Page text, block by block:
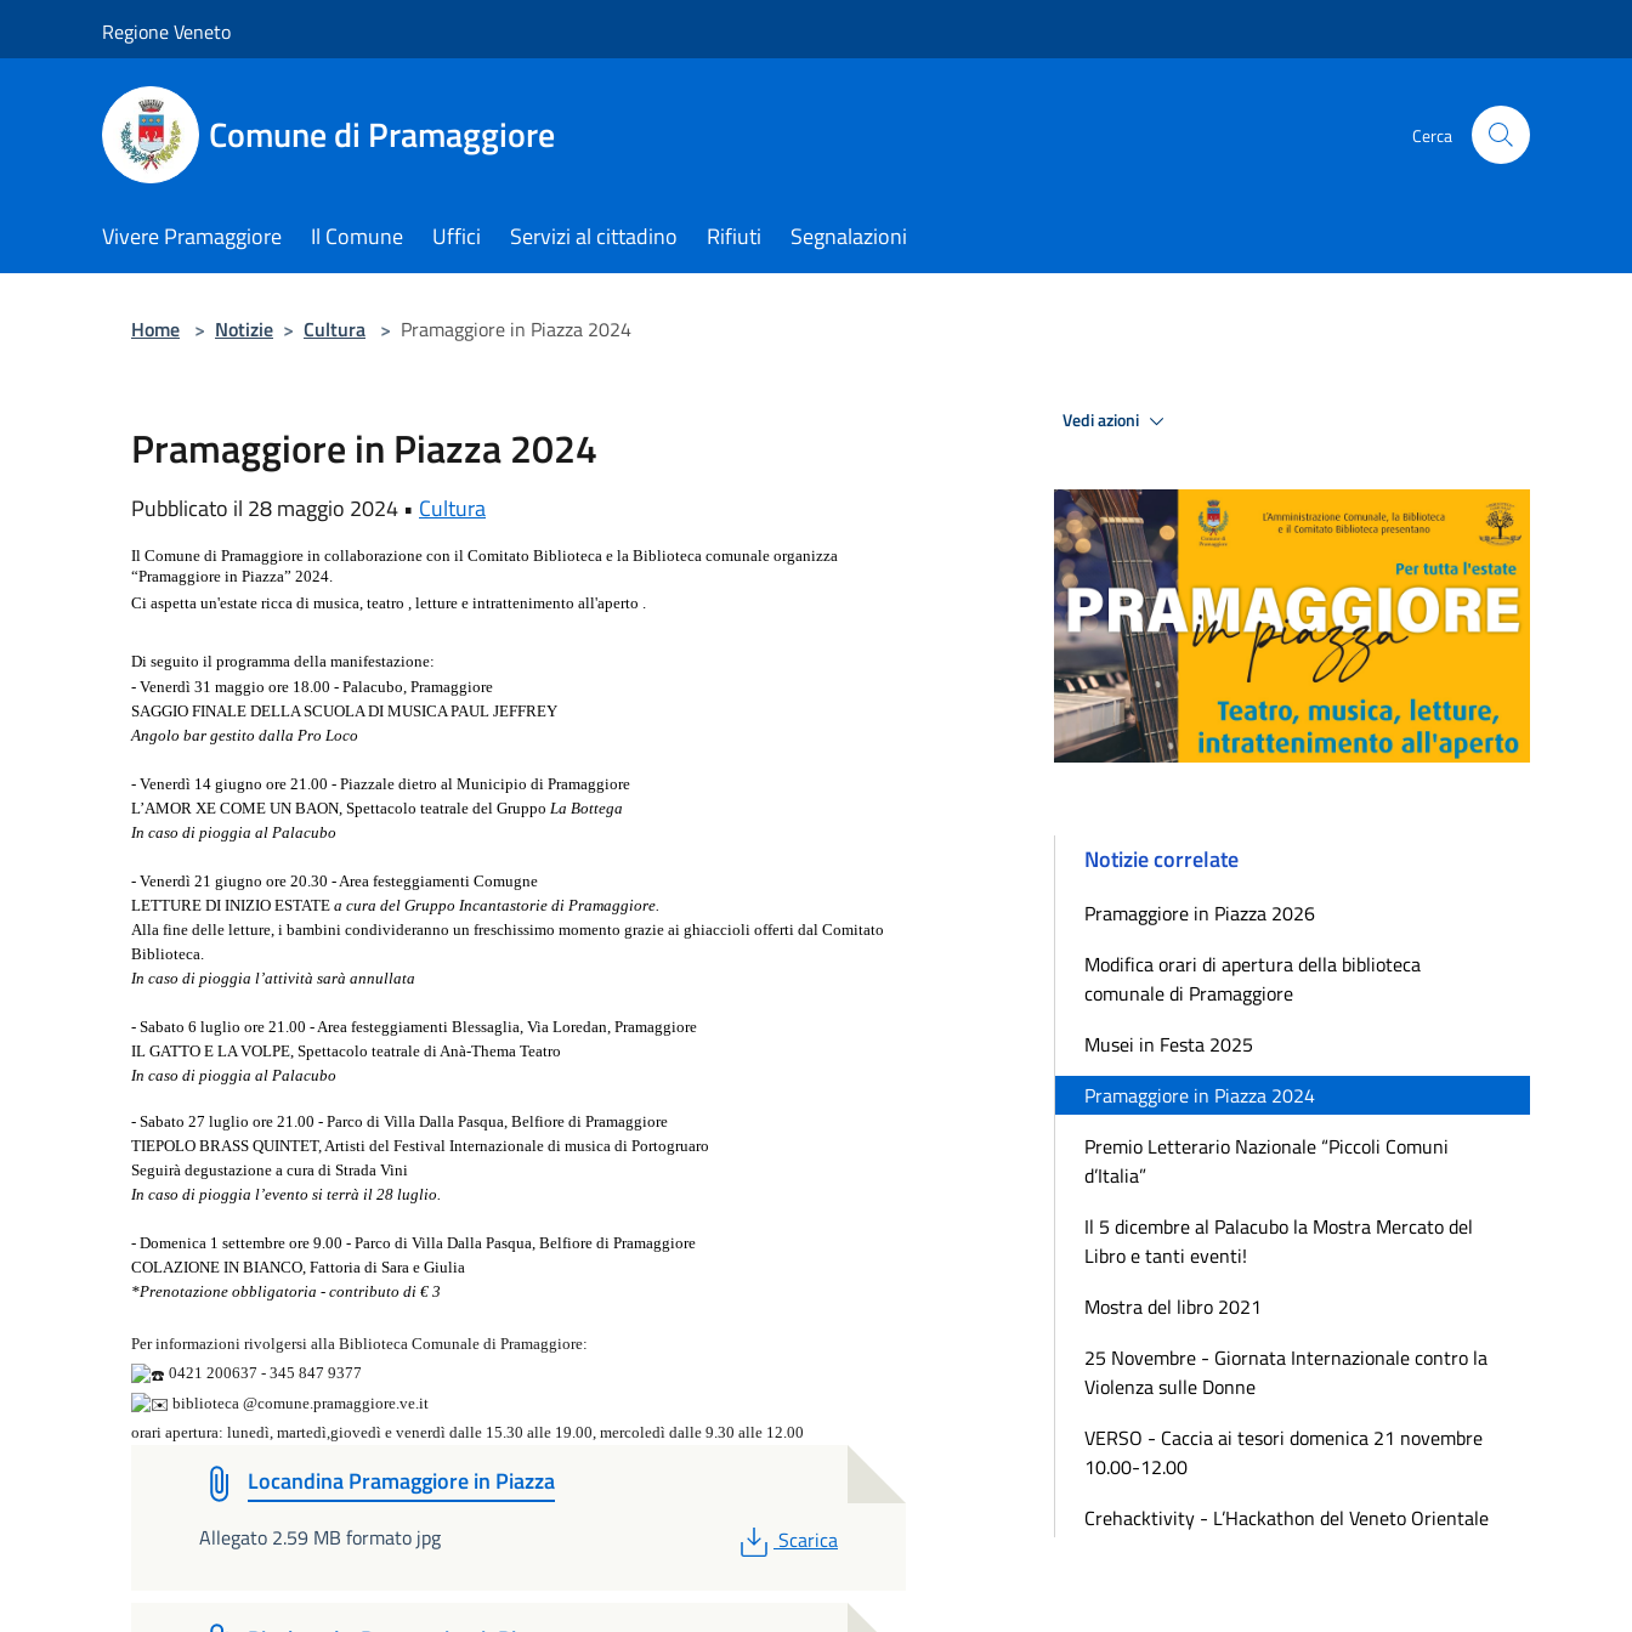
Regione Veneto
Comune di Pramaggiore Cerca
Vivere Pramaggiore Il Comune Uffici Servizi al cittadino Rifiuti Segnalazioni
Home > Notizie > Cultura > Pramaggiore in Piazza 2024
Pramaggiore in Piazza 2024
Pubblicato il 28 maggio 2024 • Cultura
Il Comune di Pramaggiore in collaborazione con il Comitato Biblioteca e la Biblioteca comunale organizza
“Pramaggiore in Piazza” 2024.
Ci aspetta un'estate ricca di musica, teatro , letture e intrattenimento all'aperto .
Di seguito il programma della manifestazione:
- Venerdì 31 maggio ore 18.00 - Palacubo, Pramaggiore
SAGGIO FINALE DELLA SCUOLA DI MUSICA PAUL JEFFREY
Angolo bar gestito dalla Pro Loco
- Venerdì 14 giugno ore 21.00 - Piazzale dietro al Municipio di Pramaggiore
L’AMOR XE COME UN BAON, Spettacolo teatrale del Gruppo La Bottega
In caso di pioggia al Palacubo
- Venerdì 21 giugno ore 20.30 - Area festeggiamenti Comugne
LETTURE DI INIZIO ESTATE a cura del Gruppo Incantastorie di Pramaggiore.
Alla fine delle letture, i bambini condivideranno un freschissimo momento grazie ai ghiaccioli offerti dal Comitato
Biblioteca.
In caso di pioggia l’attività sarà annullata
- Sabato 6 luglio ore 21.00 - Area festeggiamenti Blessaglia, Via Loredan, Pramaggiore
IL GATTO E LA VOLPE, Spettacolo teatrale di Anà-Thema Teatro
In caso di pioggia al Palacubo
- Sabato 27 luglio ore 21.00 - Parco di Villa Dalla Pasqua, Belfiore di Pramaggiore
TIEPOLO BRASS QUINTET,Artisti del Festival Internazionale di musica di Portogruaro
Seguirà degustazione a cura di Strada Vini
In caso di pioggia l’evento si terrà il 28 luglio.
- Domenica 1 settembre ore 9.00 - Parco di Villa Dalla Pasqua, Belfiore di Pramaggiore
COLAZIONE IN BIANCO, Fattoria di Sara e Giulia
*Prenotazione obbligatoria - contributo di € 3
Per informazioni rivolgersi alla Biblioteca Comunale di Pramaggiore:
0421 200637 - 345 847 9377
biblioteca @comune.pramaggiore.ve.it
orari apertura: lunedì, martedì,giovedì e venerdì dalle 15.30 alle 19.00, mercoledì dalle 9.30 alle 12.00
Locandina Pramaggiore in Piazza
Allegato 2.59 MB formato jpg PDF
Scarica
Vedi azioni
Notizie correlate
Pramaggiore in Piazza 2026
Modifica orari di apertura della biblioteca
comunale di Pramaggiore
Musei in Festa 2025
Pramaggiore in Piazza 2024
Premio Letterario Nazionale “Piccoli Comuni
d’Italia”
Il 5 dicembre al Palacubo la Mostra Mercato del
Libro e tanti eventi!
Mostra del libro 2021
25 Novembre - Giornata Internazionale contro la
Violenza sulle Donne
VERSO - Caccia ai tesori domenica 21 novembre
10.00-12.00
Crehacktivity - L’Hackathon del Veneto Orientale